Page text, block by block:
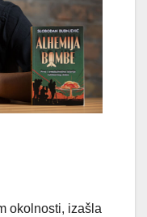
okolnosti, izašla